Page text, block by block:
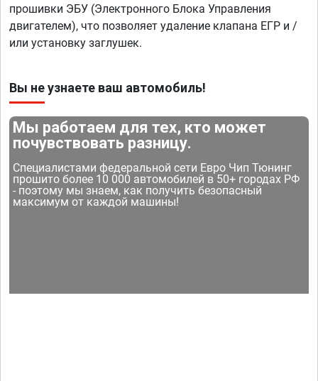
прошивки ЭБУ (Электронного Блока Управления
двигателем), что позволяет удаление клапана ЕГР и /
или установку заглушек.
Вы не узнаете ваш автомобиль!
Мы работаем для тех, кто может
почувствовать разницу.
Специалистами федеральной сети Евро Чип Тюнинг
прошито более 10 000 автомобилей в 50+ городах РФ
- поэтому мы знаем, как получить безопасный
максимум от каждой машины!